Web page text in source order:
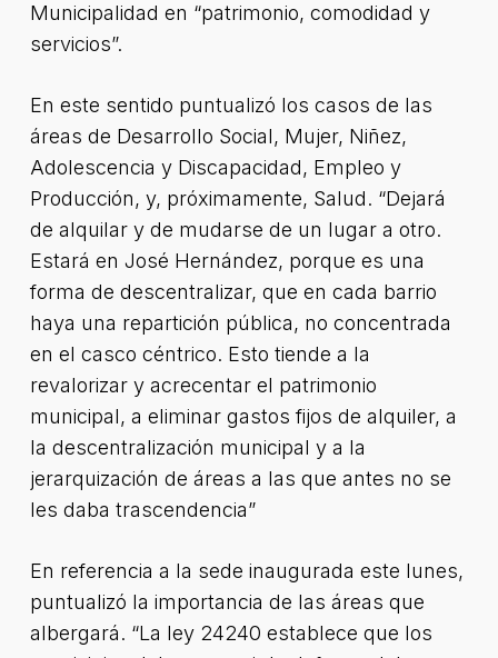
Municipalidad en “patrimonio, comodidad y
servicios”.
En este sentido puntualizó los casos de las
áreas de Desarrollo Social, Mujer, Niñez,
Adolescencia y Discapacidad, Empleo y
Producción, y, próximamente, Salud. “Dejará
de alquilar y de mudarse de un lugar a otro.
Estará en José Hernández, porque es una
forma de descentralizar, que en cada barrio
haya una repartición pública, no concentrada
en el casco céntrico. Esto tiende a la
revalorizar y acrecentar el patrimonio
municipal, a eliminar gastos fijos de alquiler, a
la descentralización municipal y a la
jerarquización de áreas a las que antes no se
les daba trascendencia”
En referencia a la sede inaugurada este lunes,
puntualizó la importancia de las áreas que
albergará. “La ley 24240 establece que los